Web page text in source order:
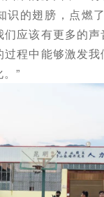
识的翅膀，点燃
应该有更多的声
程中能够激发我
”